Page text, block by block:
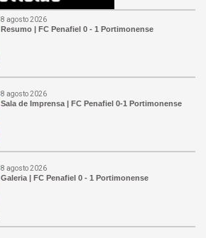
8 agosto 2026
Resumo | FC Penafiel 0 - 1 Portimonense
8 agosto 2026
Sala de Imprensa | FC Penafiel 0-1 Portimonense
8 agosto 2026
Galeria | FC Penafiel 0 - 1 Portimonense